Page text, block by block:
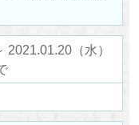
（水）